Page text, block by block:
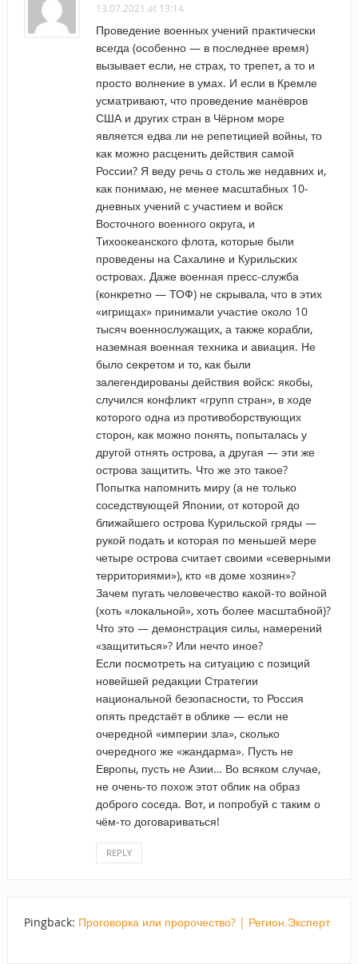
13.07.2021 at 13:14
Проведение военных учений практически
всегда (особенно — в последнее время)
вызывает если, не страх, то трепет, а то и
просто волнение в умах. И если в Кремле
усматривают, что проведение манёвров
США и других стран в Чёрном море
является едва ли не репетицией войны, то
как можно расценить действия самой
России? Я веду речь о столь же недавних и,
как понимаю, не менее масштабных 10-
дневных учений с участием и войск
Восточного военного округа, и
Тихоокеанского флота, которые были
проведены на Сахалине и Курильских
островах. Даже военная пресс-служба
(конкретно — ТОФ) не скрывала, что в этих
«игрищах» принимали участие около 10
тысяч военнослужащих, а также корабли,
наземная военная техника и авиация. Не
было секретом и то, как были
залегендированы действия войск: якобы,
случился конфликт «групп стран», в ходе
которого одна из противоборствующих
сторон, как можно понять, попыталась у
другой отнять острова, а другая — эти же
острова защитить. Что же это такое?
Попытка напомнить миру (а не только
соседствующей Японии, от которой до
ближайшего острова Курильской гряды —
рукой подать и которая по меньшей мере
четыре острова считает своими «северными
территориями»), кто «в доме хозяин»?
Зачем пугать человечество какой-то войной
(хоть «локальной», хоть более масштабной)?
Что это — демонстрация силы, намерений
«защититься»? Или нечто иное?
Если посмотреть на ситуацию с позиций
новейшей редакции Стратегии
национальной безопасности, то Россия
опять предстаёт в облике — если не
очередной «империи зла», сколько
очередного же «жандарма». Пусть не
Европы, пусть не Азии… Во всяком случае,
не очень-то похож этот облик на образ
доброго соседа. Вот, и попробуй с таким о
чём-то договариваться!
REPLY
Pingback: Проговорка или пророчество? | Регион.Эксперт